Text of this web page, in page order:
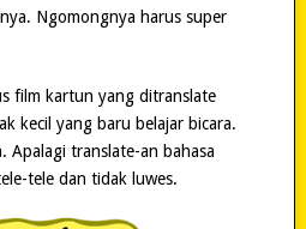
Ngomongnya harus super
film kartun yang ditranslate
kecil yang baru belajar bicara.
Apalagi translate-an bahasa
tele dan tidak luwes.